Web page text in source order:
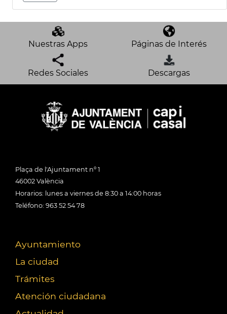
Nuestras Apps Páginas de Interés
Redes Sociales Descargas
Plaça de l'Ajuntament nº 1
46002 València
Horarios: lunes a viernes de 8:30 a 14:00 horas
Teléfono: 963 52 54 78
Ayuntamiento
La ciudad
Trámites
Atención ciudadana